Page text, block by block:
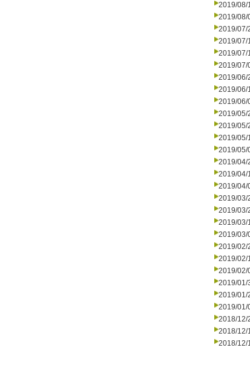
2019/08/
2019/08/
2019/07/
2019/07/
2019/07/
2019/07/
2019/06/
2019/06/
2019/06/
2019/05/
2019/05/
2019/05/
2019/05/
2019/04/
2019/04/
2019/04/
2019/03/
2019/03/
2019/03/
2019/03/
2019/02/
2019/02/
2019/02/
2019/01/
2019/01/
2019/01/
2018/12/
2018/12/
2018/12/